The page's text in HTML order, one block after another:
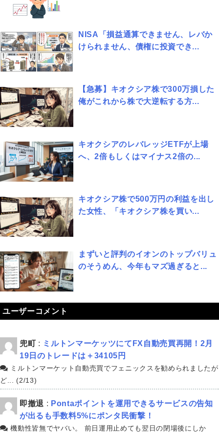
NISA「損益通算できません、レバか
けられません、債権に投資でき...
【急募】キオクシア株で300万損した
俺がこれから株で大逆転する方...
キオクシアのレバレッジETFが上場
へ、2倍もしくはマイナス2倍の...
キオクシア株で500万円の利益を出し
た女性、「キオクシア株を買い...
まずいと評判のイオンのトップバリュ
のそうめん、今年もマズ過ぎると...
ユーザーコメント
兜町 : ミルトンマーケッツにてFX自動売買再開！2月
19日のトレードは＋34105円
ミルトンマーケット自動売買でフェニックスを勧められましたが
ど... (2/13)
即撤退 : Pontaポイントを運用できるサービスの告知
が出るも手数料5%にポンタ民衝撃！
機動性皆無でヤバい。 前日運用止めても翌日の閉場後にしか